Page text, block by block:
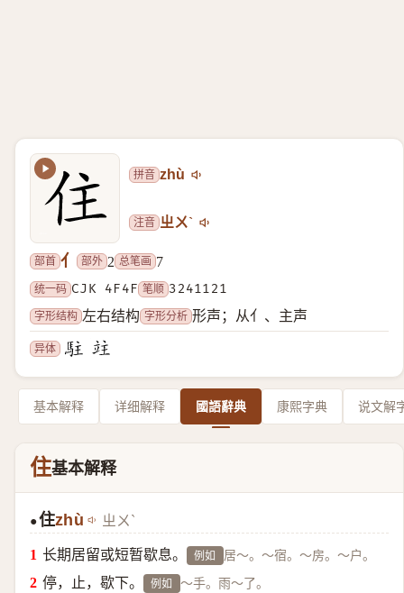
拼音 zhù
注音 ㄓㄨˋ
部首 亻 部外 2 总笔画 7
统一码 CJK 4F4F 笔顺 3241121
字形结构 左右结构 字形分析 形声；从亻、主声
异体
基本解释 详细解释 國語辭典 康熙字典 说文解
住基本解释
●住zhù ㄓㄨˋ
长期居留或短暂歇息。 例如 居～。～宿。～房。～户。
停，止，歇下。 例如 ～手。雨～了。